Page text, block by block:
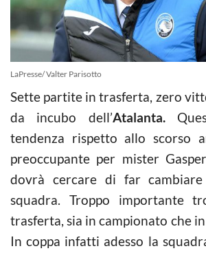
LaPresse/ Valter Parisotto
Sette partite in trasferta, zero
da incubo dell’Atalanta.
tendenza rispetto allo scorso
preoccupante per mister
dovrà cercare di far
squadra. Troppo importante
trasferta, sia in campionato che
In coppa infatti adesso la